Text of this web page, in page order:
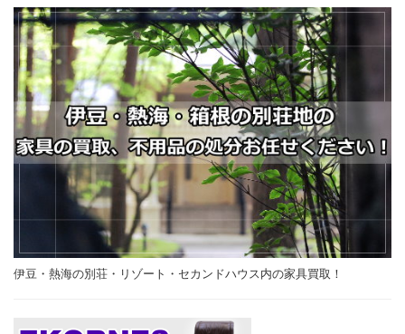
伊豆・熱海の別荘・リゾート・セカンドハウス内の家具買取！